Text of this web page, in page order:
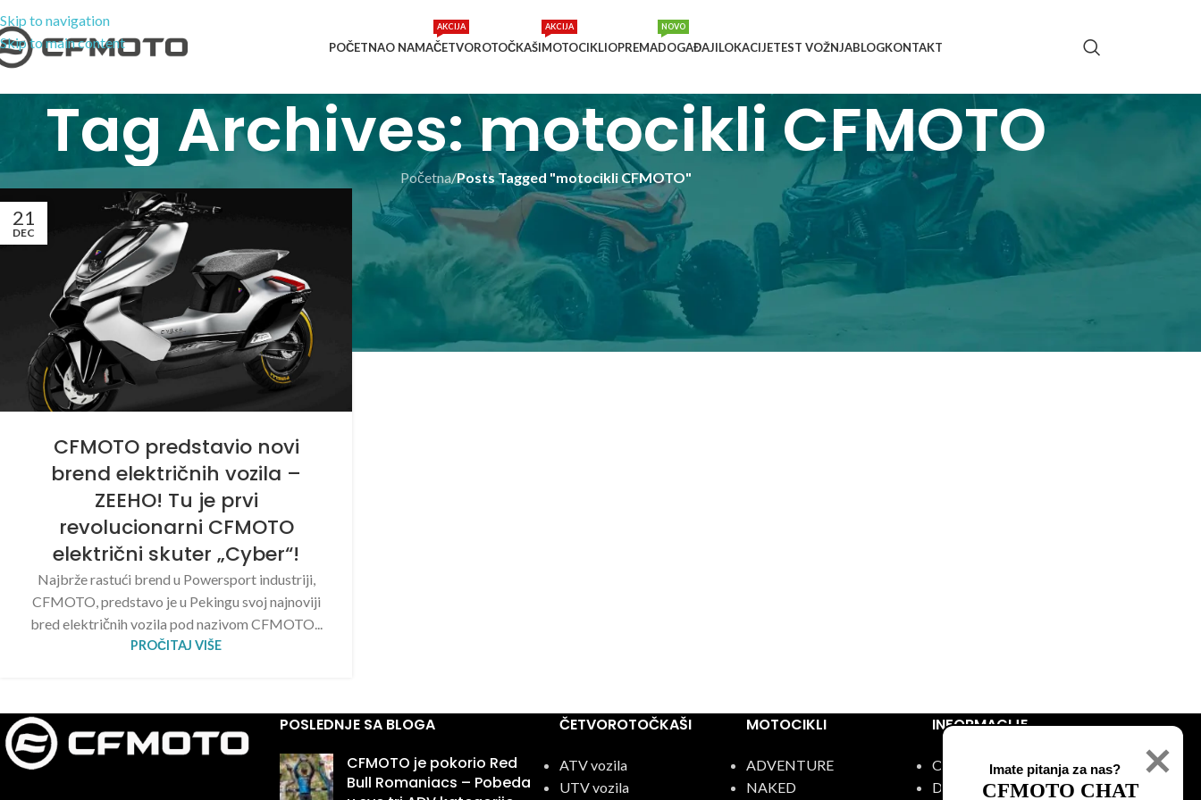
Skip to navigation
Skip to main content
POČETNAO NAMAČETVOROTOČKAŠI
AKCIJA
MOTOCIKLI
AKCIJA
OPREMADOGAĐAJI
NOVO
LOKACIJETEST VOŽNJABLOGKONTAKT
Tag Archives: motocikli CFMOTO
Početna/Posts Tagged "motocikli CFMOTO"
21
DEC
CFMOTO predstavio novi
brend električnih vozila –
ZEEHO! Tu je prvi
revolucionarni CFMOTO
električni skuter „Cyber“!
Najbrže rastući brend u Powersport industriji,
CFMOTO, predstavo je u Pekingu svoj najnoviji
bred električnih vozila pod nazivom CFMOTO...
PROČITAJ VIŠE
POSLEDNJE SA BLOGA
CFMOTO je pokorio Red
Bull Romaniacs – Pobeda
ČETVOROTOČKAŠI
ATV vozila
UTV vozila
MOTOCIKLI
ADVENTURE
NAKED
INFORMACIJE
O nama
Događaji
Imate pitanja za nas?
CFMOTO CHAT